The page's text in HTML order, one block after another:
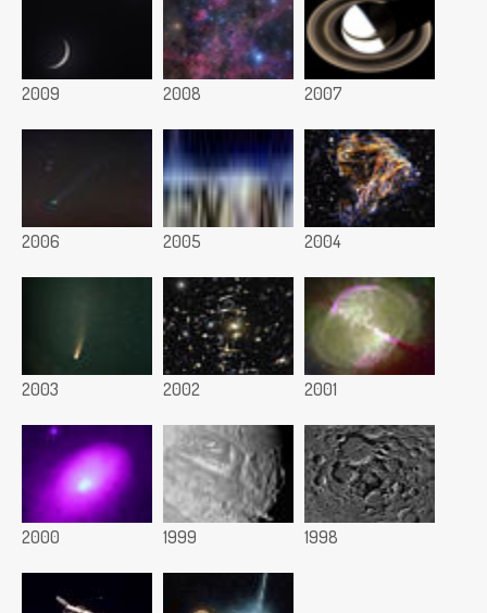
2009 2008 2007
2006 2005 2004
2003 2002 2001
2000 1999 1998